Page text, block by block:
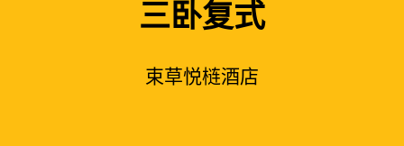
三卧复式
束草悦梿酒店